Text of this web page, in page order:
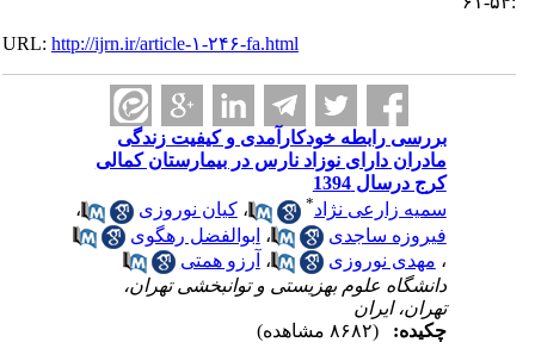
URL:http://ijrn.ir/article-۱-۲۴۶-fa.html
بررسی رابطه خودکارآمدی و کیفیت زندگی
مادران دارای نوزاد نارس در بیمارستان کمالی
کرج درسال 1394
سمیه زارعی نژاد * ،کیان نوروزی
،
فیروزه ساجدی
،ابوالفضل رهگوی
مهدی نوروزی ،آرزو همتی
دانشگاه علوم بهزیستی و توانبخشی تهران،
تهران، ایران
چکیده: